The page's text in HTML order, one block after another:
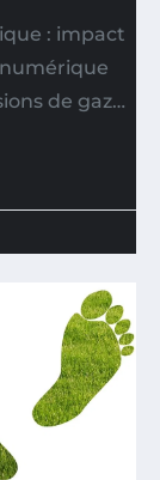
: impact
de gaz…